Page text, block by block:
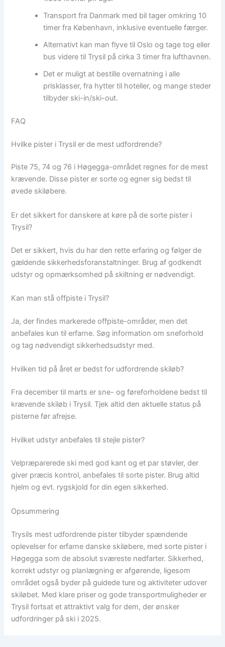
Transport fra Danmark med bil tager omkring 10
timer fra København, inklusive eventuelle færger.
Alternativt kan man flyve til Oslo og tage tog eller
bus videre til Trysil på cirka 3 timer fra lufthavnen.
Det er muligt at bestille overnatning i alle
prisklasser, fra hytter til hoteller, og mange steder
tilbyder ski-in/ski-out.
FAQ
Hvilke pister i Trysil er de mest udfordrende?
Piste 75, 74 og 76 i Høgegga-området regnes for de mest
krævende. Disse pister er sorte og egner sig bedst til
øvede skiløbere.
Er det sikkert for danskere at køre på de sorte pister i
Trysil?
Det er sikkert, hvis du har den rette erfaring og følger de
gældende sikkerhedsforanstaltninger. Brug af godkendt
udstyr og opmærksomhed på skiltning er nødvendigt.
Kan man stå offpiste i Trysil?
Ja, der findes markerede offpiste-områder, men det
anbefales kun til erfarne. Søg information om sneforhold
og tag nødvendigt sikkerhedsudstyr med.
Hvilken tid på året er bedst for udfordrende skiløb?
Fra december til marts er sne- og føreforholdene bedst til
krævende skiløb i Trysil. Tjek altid den aktuelle status på
pisterne før afrejse.
Hvilket udstyr anbefales til stejle pister?
Velpræparerede ski med god kant og et par støvler, der
giver præcis kontrol, anbefales til sorte pister. Brug altid
hjelm og evt. rygskjold for din egen sikkerhed.
Opsummering
Trysils mest udfordrende pister tilbyder spændende
oplevelser for erfarne danske skiløbere, med sorte pister i
Høgegga som de absolut sværeste nedfarter. Sikkerhed,
korrekt udstyr og planlægning er afgørende, ligesom
området også byder på guidede ture og aktiviteter udover
skiløbet. Med klare priser og gode transportmuligheder er
Trysil fortsat et attraktivt valg for dem, der ønsker
udfordringer på ski i 2025.